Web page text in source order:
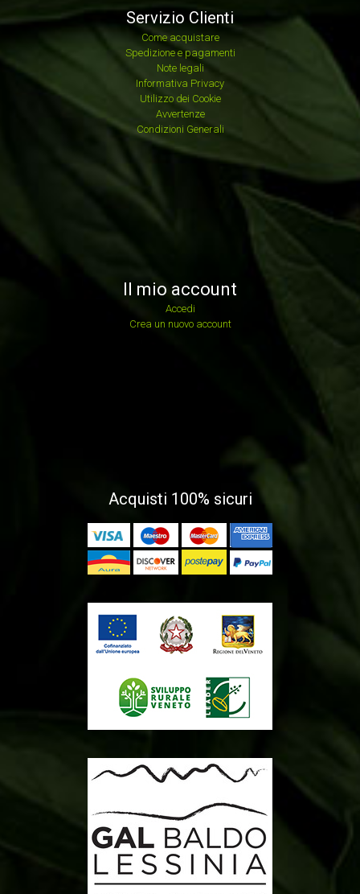
Servizio Clienti
Come acquistare
Spedizione e pagamenti
Note legali
Informativa Privacy
Utilizzo dei Cookie
Avvertenze
Condizioni Generali
Il mio account
Accedi
Crea un nuovo account
Acquisti 100% sicuri